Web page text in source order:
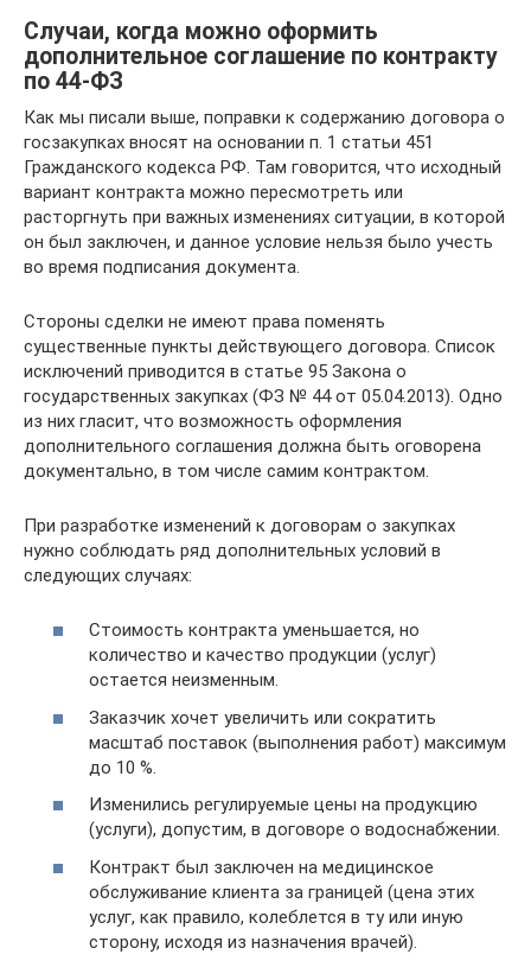
Случаи, когда можно оформить
дополнительное соглашение по контракту
по 44-ФЗ
Как мы писали выше, поправки к содержанию договора о
госзакупках вносят на основании п. 1 статьи 451
Гражданского кодекса РФ. Там говорится, что исходный
вариант контракта можно пересмотреть или
расторгнуть при важных изменениях ситуации, в которой
он был заключен, и данное условие нельзя было учесть
во время подписания документа.
Стороны сделки не имеют права поменять
существенные пункты действующего договора. Список
исключений приводится в статье 95 Закона о
государственных закупках (ФЗ № 44 от 05.04.2013). Одно
из них гласит, что возможность оформления
дополнительного соглашения должна быть оговорена
документально, в том числе самим контрактом.
При разработке изменений к договорам о закупках
нужно соблюдать ряд дополнительных условий в
следующих случаях:
Стоимость контракта уменьшается, но
количество и качество продукции (услуг)
остается неизменным.
Заказчик хочет увеличить или сократить
масштаб поставок (выполнения работ) максимум
до 10 %.
Изменились регулируемые цены на продукцию
(услуги), допустим, в договоре о водоснабжении.
Контракт был заключен на медицинское
обслуживание клиента за границей (цена этих
услуг, как правило, колеблется в ту или иную
сторону, исходя из назначения врачей).